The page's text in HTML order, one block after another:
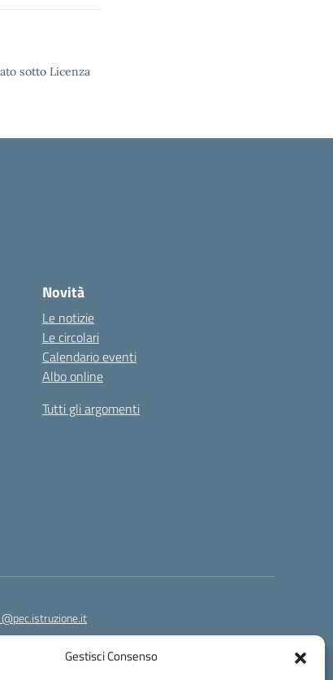
Gestisci Consenso
sotto Licenza
Novità
Le notizie
Le circolari
Calendario eventi
Albo online
Tutti gli argomenti